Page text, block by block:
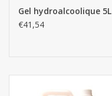
Gel hydroalcoolique 5L
€41,54